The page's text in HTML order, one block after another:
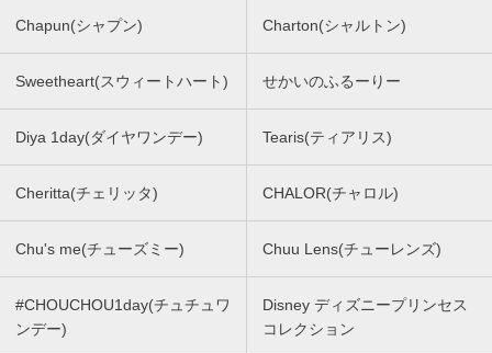
Chapun(シャプン) Charton(シャルトン)
Sweetheart(スウィートハート) せかいのふるーりー
Diya 1day(ダイヤワンデー) Tearis(ティアリス)
Cheritta(チェリッタ) CHALOR(チャロル)
Chu's me(チューズミー) Chuu Lens(チューレンズ)
#CHOUCHOU1day(チュチュワ
ンデー)
Disney ディズニープリンセス
コレクション